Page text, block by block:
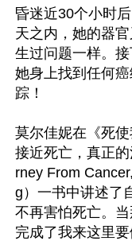
昏迷近30个小时
天之内，她的器
生过问题一样。
她身上找到任何
踪！
莫尔佳妮在《死
接近死亡，真正
rney From
g）一书中讲述了
不再害怕死亡。
完成了我来这里